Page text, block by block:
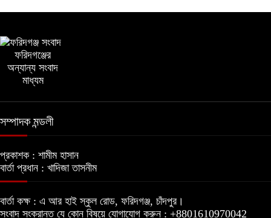
ফরিদগঞ্জের
অন্যান্য সংবাদ
মাধ্যম
সম্পাদক মন্ডলী
প্রকাশক : শামীম হাসান
বার্তা প্রধান : খাদিজা তাসনীম
বার্তা কক্ষ : এ আর হাই স্কুল রোড, ফরিদগঞ্জ, চাঁদপুর।
সংবাদ সংক্রান্ত যে কোন বিষয়ে যোগাযোগ করুন : +8801610970042